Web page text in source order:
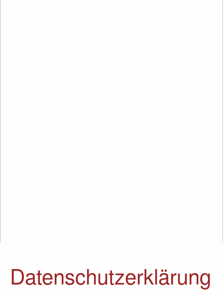
Datenschutz­erklärung